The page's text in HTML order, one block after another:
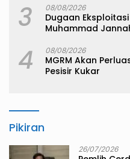
3 08/08/2026
Dugaan
Muhammad
4 08/08/2026
MGRM Akan
Pesisir Kukar
Pikiran
26/07/2026